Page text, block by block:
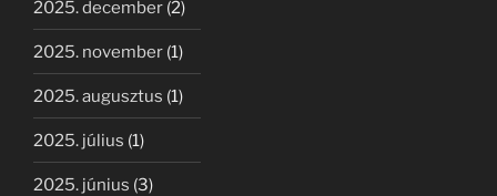
2025. december (2)
2025. november (1)
2025. augusztus (1)
2025. július (1)
2025. június (3)